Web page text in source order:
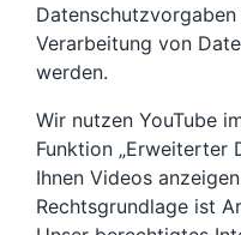
Verarbeitung von
werden.
Wir nutzen YouTube
Funktion „Erweiterter
Ihnen Videos
Rechtsgrundlage ist